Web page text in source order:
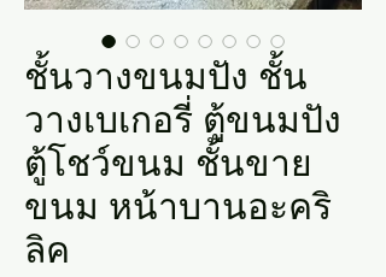
ชั้นวางขนมปัง ชั้น
วางเบเกอรี่ ตู้ขนมปัง
ตู้โชว์ขนม ชั้นขาย
ขนม หน้าบานอะคริ
ลิค